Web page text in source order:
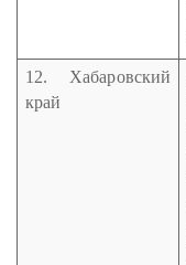
12. Хабаровский
край